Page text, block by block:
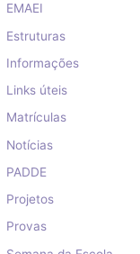
EMAEI
Estruturas
Informações
Links úteis
Matrículas
Notícias
PADDE
Projetos
Provas